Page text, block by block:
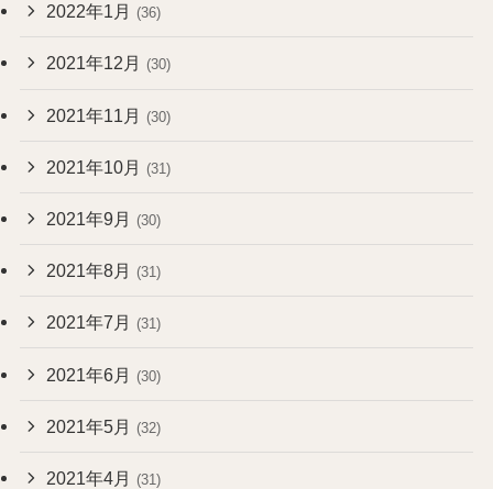
2022年1月 (36)
2021年12月 (30)
2021年11月 (30)
2021年10月 (31)
2021年9月 (30)
2021年8月 (31)
2021年7月 (31)
2021年6月 (30)
2021年5月 (32)
2021年4月 (31)